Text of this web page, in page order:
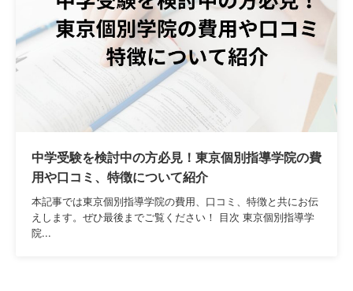
中学受験を検討中の方必見！東京個別指導学院の費
用や口コミ、特徴について紹介
本記事では東京個別指導学院の費用、口コミ、特徴と共にお伝
えします。ぜひ最後までご覧ください！ 目次 東京個別指導学
院...